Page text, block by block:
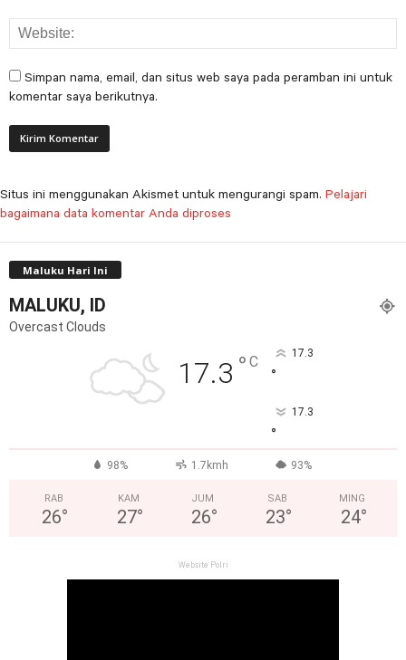
Simpan nama, email, dan situs web saya pada peramban ini untuk
komentar saya berikutnya.
Situs ini menggunakan Akismet untuk mengurangi spam. Pelajari
bagaimana data komentar Anda diproses
Maluku Hari Ini
MALUKU, ID
Overcast Clouds
17.3 ° C 17.3
°
17.3
°
98% 1.7kmh 93%
RAB
26°
KAM
27°
JUM
26°
SAB
23°
MING
24°
Website Polri